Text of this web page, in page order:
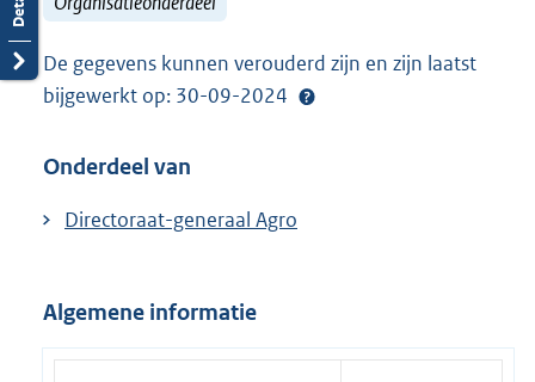
De gegevens kunnen verouderd zijn en zijn laatst
bijgewerkt op: 30-09-2024
Onderdeel van
Directoraat-generaal Agro
Algemene informatie